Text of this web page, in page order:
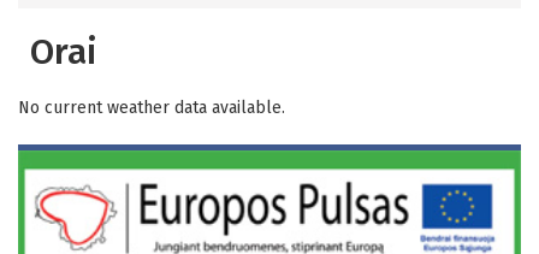
Orai
No current weather data available.